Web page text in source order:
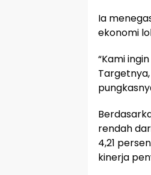
Ia
ekonomi
“Kami
rendah
4,21
kinerja